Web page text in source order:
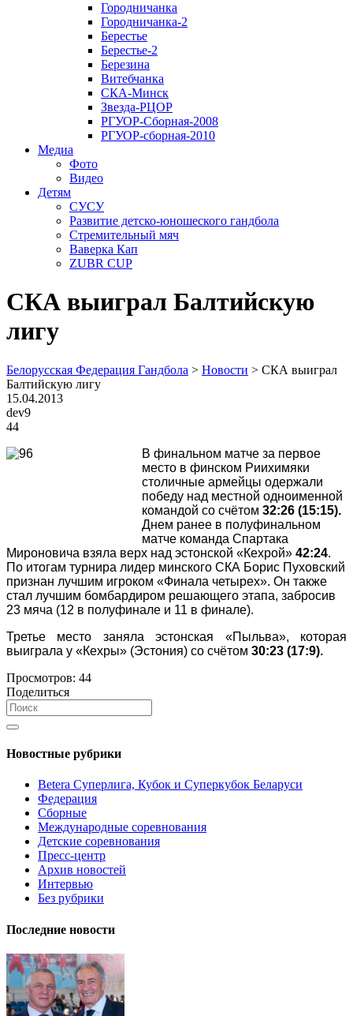
Городничанка
Городничанка-2
Берестье
Берестье-2
Березина
Витебчанка
СКА-Минск
Звезда-РЦОР
РГУОР-Сборная-2008
РГУОР-сборная-2010
Медиа
Фото
Видео
Детям
СУСУ
Развитие детско-юношеского гандбола
Стремительный мяч
Ваверка Кап
ZUBR CUP
СКА выиграл Балтийскую
лигу
Белорусская Федерация Гандбола > Новости > СКА выиграл
Балтийскую лигу
15.04.2013
dev9
44
В финальном матче за первое
место в финском Риихимяки
столичные армейцы одержали
победу над местной одноименной
командой со счётом 32:26 (15:15).
Днем ранее в полуфинальном
матче команда Спартака
Мироновича взяла верх над эстонской «Кехрой» 42:24.
По итогам турнира лидер минского СКА Борис Пуховский
признан лучшим игроком «Финала четырех». Он также
стал лучшим бомбардиром решающего этапа, забросив
23 мяча (12 в полуфинале и 11 в финале).
Третье место заняла эстонская «Пыльва», которая
выиграла у «Кехры» (Эстония) со счётом 30:23 (17:9).
Просмотров: 44
Поделиться
Новостные рубрики
Betera Суперлига, Кубок и Суперкубок Беларуси
Федерация
Сборные
Международные соревнования
Детские соревнования
Пресс-центр
Архив новостей
Интервью
Без рубрики
Последние новости